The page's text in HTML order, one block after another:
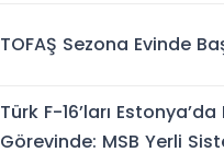
TOFAŞ Sezona Evinde
Türk F-16’ları Estonya’da
Görevinde: MSB Yerli